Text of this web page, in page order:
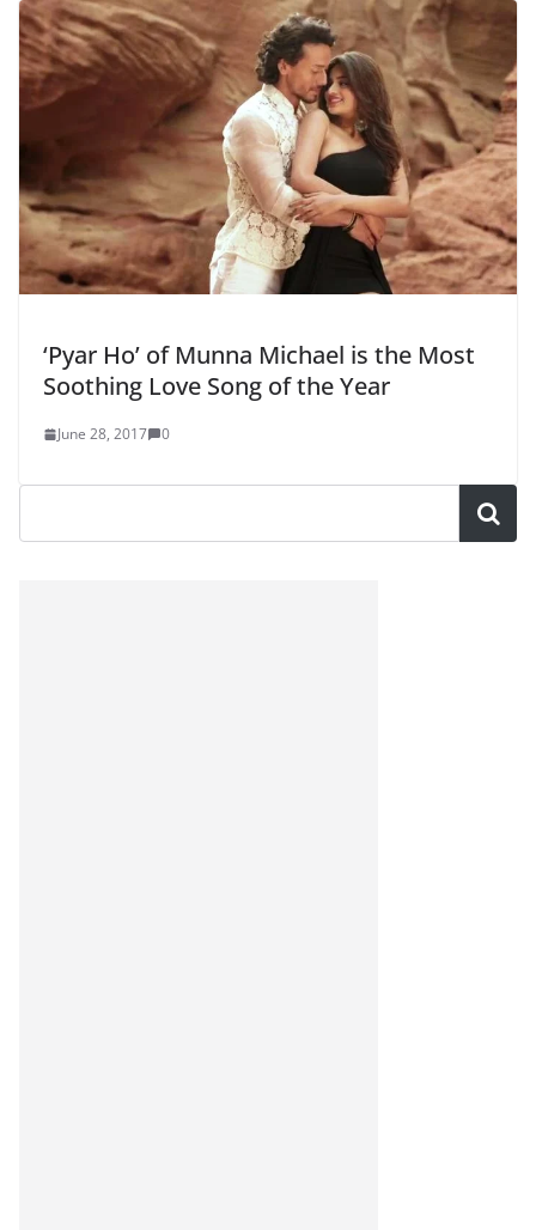
‘Pyar Ho’ of Munna Michael is the Most
Soothing Love Song of the Year
June 28, 2017 0